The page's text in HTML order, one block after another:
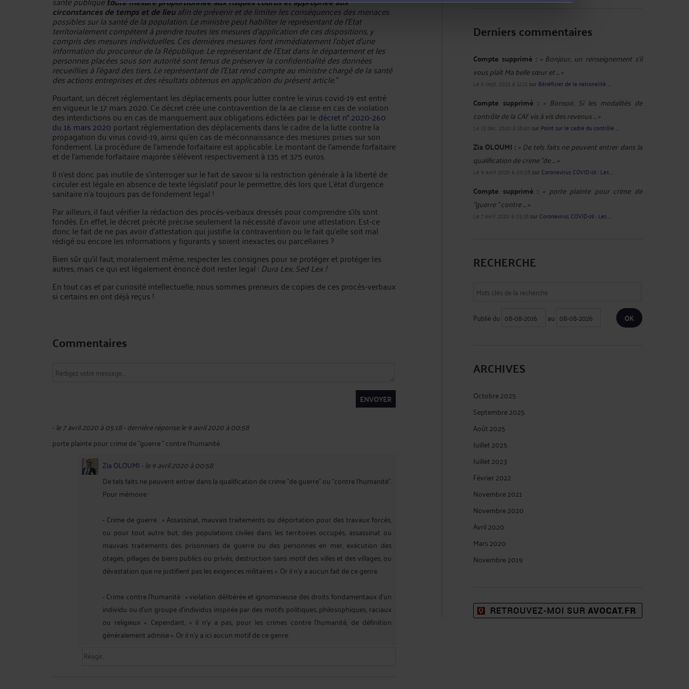
circonstances de temps et de lieuafin de prévenir et de limiter les conséquences des menaces
possibles sur la santé de la population. Le ministre peut habiliter le représentant de l'Etat
territorialement compétent à prendre toutes les mesures d'application de ces dispositions, y
compris des mesures individuelles. Ces dernières mesures font immédiatement l'objet d'une
information du procureur de la République. Le représentant de l'Etat dans le département et les
personnes placées sous son autorité sont tenus de préserver la confidentialité des données
recueillies à l'égard des tiers. Le représentant de l'Etat rend compte au ministre chargé de la santé
des actions entreprises et des résultats obtenus en application du présent article."
Pourtant, un décret réglementant les déplacements pour lutter contre le virus covid-19 est entré
en vigueur le 17 mars 2020. Ce décret crée une contravention de la 4e classe en cas de violation
des interdictions ou en cas de manquement aux obligations édictées par ledécret n° 2020-260
du 16 mars 2020 portant réglementation des déplacements dans le cadre de la lutte contre la
propagation du virus covid-19, ainsi qu'en cas de méconnaissance des mesures prises sur son
fondement. La procédure de l'amende forfaitaire est applicable. Le montant de l'amende forfaitaire
et de l'amende forfaitaire majorée s'élèvent respectivement à 135 et 375 euros.
Il n’est donc pas inutile de s’interroger sur le fait de savoir si la restriction générale à la liberté de
circuler est légale en absence de texte législatif pour le permettre, dès lors que L’état d’urgence
sanitaire n’a toujours pas de fondement legal !
Par ailleurs, il faut vérifier la rédaction des procès-verbaux dressés pour comprendre s’ils sont
fondés. En effet, le décret précité précise seulement la nécessité d’avoir une attestation. Est-ce
donc le fait de ne pas avoir d’attestation qui justifie la contravention ou le fait qu’elle soit mal
rédigé ou encore les informations y figurants y soient inexactes ou parcellaires ?
Bien sûr qu’il faut, moralement même, respecter les consignes pour se protéger et protéger les
autres, mais ce qui est légalement énoncé doit rester legal : Dura Lex, Sed Lex !
En tout cas et par curiosité intellectuelle, nous sommes preneurs de copies de ces procès-verbaux
si certains en ont déjà reçus !
Commentaires
ENVOYER
-le 7 avril 2020 à 05:18-dernière réponse le 9 avril 2020 à 00:58
porte plainte pour crime de "guerre " contre l'humanité
Zia OLOUMI-le 9 avril 2020 à 00:58
De tels faits ne peuvent entrer dans la qualification de crime "de guerre" ou "contre l'humanité".
Pour mémoire :
- Crime de guerre : « Assassinat, mauvais traitements ou déportation pour des travaux forcés,
ou pour tout autre but, des populations civiles dans les territoires occupés, assassinat ou
mauvais traitements des prisonniers de guerre ou des personnes en mer, exécution des
otages, pillages de biens publics ou privés, destruction sans motif des villes et des villages, ou
dévastation que ne justifient pas les exigences militaires ». Or il n'y a aucun fait de ce genre.
- Crime contre l'humanité : « violation délibérée et ignominieuse des droits fondamentaux d'un
individu ou d'un groupe d'individus inspirée par des motifs politiques, philosophiques, raciaux
ou religieux ». Cependant, « il n’y a pas, pour les crimes contre l’humanité, de définition
généralement admise ». Or il n'y a ici aucun motif de ce genre.
Derniers commentaires
Compte supprimé : « Bonjour, un renseignement s’il
vous plaît Ma belle sœur et ... »
Le 6 sept. 2023 à 12:22sur Bénéficier de la nationalité ...
Compte supprimé : « Bonsoir, Si les modalités de
contrôle de la CAF vis à vis des revenus ... »
Le 13 déc. 2020 à 18:40 sur Point sur le cadre du contrôle ...
Zia OLOUMI : « De tels faits ne peuvent entrer dans la
qualification de crime "de ... »
Le 9 avril 2020 à 00:58 sur Coronavirus COVID-19 : Les ...
Compte supprimé : « porte plainte pour crime de
"guerre " contre ... »
Le 7 avril 2020 à 05:18 sur Coronavirus COVID-19 : Les ...
RECHERCHE
Publié du au
ARCHIVES
Octobre 2025
Septembre 2025
Août 2025
Juillet 2025
Juillet 2023
Février 2022
Novembre 2021
Novembre 2020
Avril 2020
Mars 2020
Novembre 2019